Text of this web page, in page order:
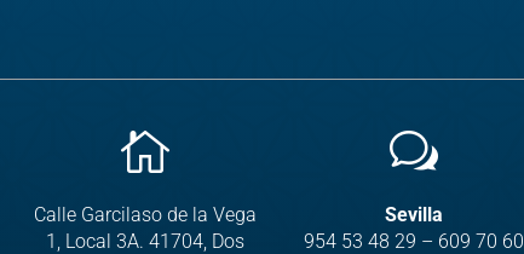

Calle Garcilaso de la Vega
1, Local 3A. 41704, Dos
w
Sevilla
954 53 48 29 – 609 70 60